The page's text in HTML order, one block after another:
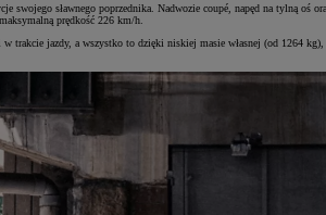
swojego sławnego poprzednika. Nadwozie coupé, napęd na
prędkość 226 km/h.
trakcie jazdy, a wszystko to dzięki niskiej masie własnej (od 1264